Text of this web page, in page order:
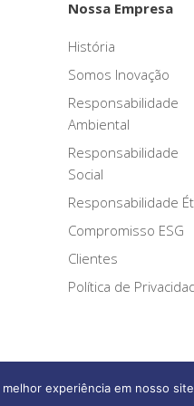
Nossa Empresa
História
Somos Inovação
Responsabilidade
Ambiental
Responsabilidade
Social
Responsabilidade
Compromisso ESG
Clientes
Política de
Afonso
experiência em nosso